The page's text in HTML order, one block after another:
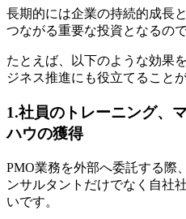
長期的には企業の持続的成長
つながる重要な投資となるので
たとえば、以下のような効果
ジネス推進にも役立てること
1.社員のトレーニング、
ハウの獲得
PMO業務を外部へ委託する際
ンサルタントだけでなく自社
いです。